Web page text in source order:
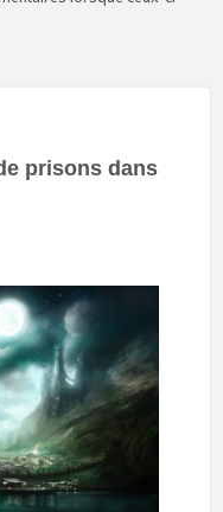
prisons dans